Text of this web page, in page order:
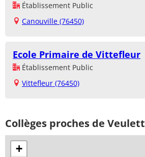
Établissement Public
Canouville (76450)
Ecole Primaire de Vittefleur
Établissement Public
Vittefleur (76450)
Collèges proches de
+